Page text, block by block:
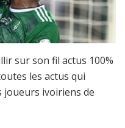
sur son fil actus 100%
les actus qui
joueurs ivoiriens de